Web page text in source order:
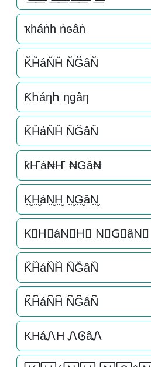
ҡһáṅһ ṅɢâṅ
K̆H̆áN̆H̆ N̆ĞâN̆
Ƙհáηհ ηɡâη
K̆H̆áN̆H̆ N̆ĞâN̆
ƙҤá₦Ҥ ₦Gâ₦
K̤̮H̤̮áN̤̮H̤̮ N̤̮G̤̮âN̤̮
K⃘H⃘áN⃘H⃘ N⃘G⃘âN⃘
K᷈H᷈áN᷈H᷈ N᷈G᷈âN᷈
K͆H͆áN͆H͆ N͆G͆âN͆
KHáᏁH ᏁᎶâᏁ